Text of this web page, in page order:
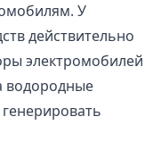
У
действительно
электромобилей
водородные